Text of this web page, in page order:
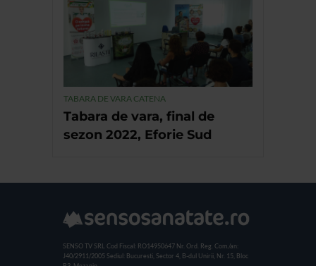
TABARA DE VARA CATENA
Tabara de vara, final de
sezon 2022, Eforie Sud
SENSO TV SRL Cod Fiscal: RO14950647 Nr. Ord. Reg. Com./an:
J40/2911/2005 Sediul: Bucuresti, Sector 4, B-dul Unirii, Nr. 15, Bloc